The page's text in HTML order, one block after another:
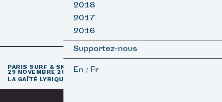
2018
2017
2016
Supportez-nous
En / Fr
PARIS SURF & SKATEBOARD FILM FESTIVAL
29 NOVEMBRE 2026
LA GAÎTÉ LYRIQUE · PARIS 3